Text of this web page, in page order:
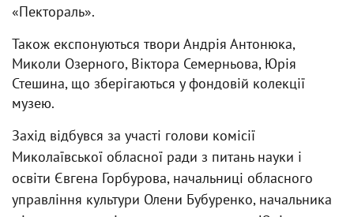
«Пектораль».
Також експонуються твори Андрія Антонюка,
Миколи Озерного, Віктора Семерньова, Юрія
Стешина, що зберігаються у фондовій колекції
музею.
Захід відбувся за участі голови комісії
Миколаївської обласної ради з питань науки і
освіти Євгена Горбурова, начальниці обласного
управління культури Олени Бубуренко, начальника